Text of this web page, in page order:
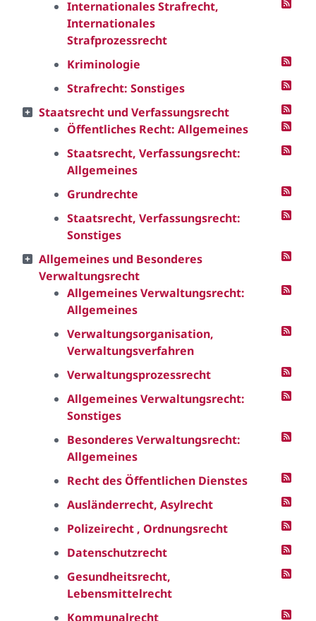
Internationales Strafrecht,
Internationales
Strafprozessrecht
Kriminologie
Strafrecht: Sonstiges
Staatsrecht und Verfassungsrecht
Öffentliches Recht: Allgemeines
Staatsrecht, Verfassungsrecht:
Allgemeines
Grundrechte
Staatsrecht, Verfassungsrecht:
Sonstiges
Allgemeines und Besonderes
Verwaltungsrecht
Allgemeines Verwaltungsrecht:
Allgemeines
Verwaltungsorganisation,
Verwaltungsverfahren
Verwaltungsprozessrecht
Allgemeines Verwaltungsrecht:
Sonstiges
Besonderes Verwaltungsrecht:
Allgemeines
Recht des Öffentlichen Dienstes
Ausländerrecht, Asylrecht
Polizeirecht , Ordnungsrecht
Datenschutzrecht
Gesundheitsrecht,
Lebensmittelrecht
Kommunalrecht